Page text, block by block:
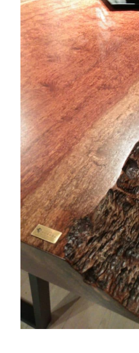
商品情報
直営店
イベント
WEBカタログ
全商品一覧
新入荷情報
納品事例
INFORMATION
MOKUBA